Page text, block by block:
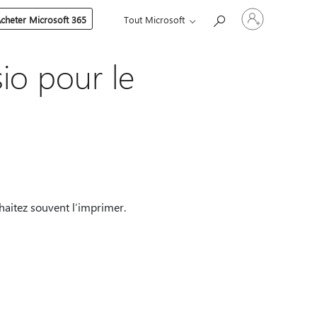
Microsoft 365 Tout Microsoft
Connectez-
vous
pour le
souvent l’imprimer.